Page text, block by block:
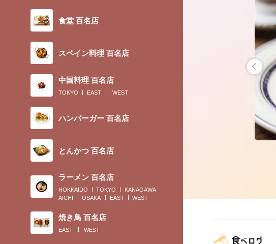
食堂 百名店
スペイン料理 百名店
中国料理 百名店
TOKYO EAST WEST
ハンバーガー 百名店
とんかつ 百名店
ラーメン 百名店
HOKKAIDO TOKYO
KANAGAWA
AICHI
OSAKA EAST WEST
焼き鳥 百名店
EAST WEST
を使ったドリンクで、目指せ美人！